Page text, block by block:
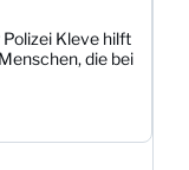
Kleve hilft
die bei